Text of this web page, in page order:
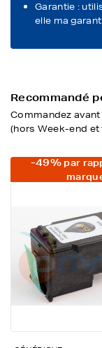
Garantie :
elle ma
Recommandé
Commandez
(hors Week-end et
-49% par